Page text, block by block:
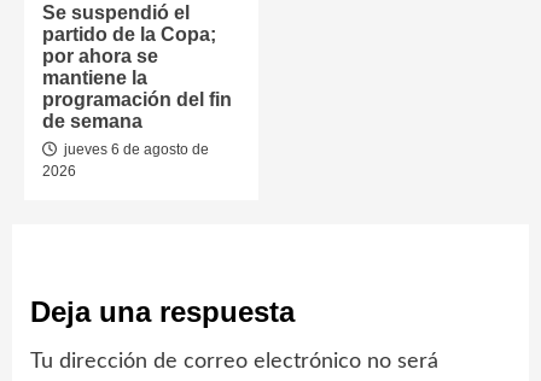
Se suspendió el
partido de la Copa;
por ahora se
mantiene la
programación del fin
de semana
jueves 6 de agosto de
2026
Deja una respuesta
Tu dirección de correo electrónico no será